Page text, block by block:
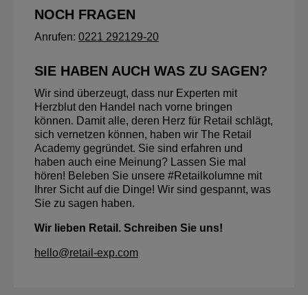
NOCH FRAGEN
Anrufen: 0221 292129-20
SIE HABEN AUCH WAS ZU SAGEN?
Wir sind überzeugt, dass nur Experten mit
Herzblut den Handel nach vorne bringen
können. Damit alle, deren Herz für Retail schlägt,
sich vernetzen können, haben wir The Retail
Academy gegründet. Sie sind erfahren und
haben auch eine Meinung? Lassen Sie mal
hören! Beleben Sie unsere #Retailkolumne mit
Ihrer Sicht auf die Dinge! Wir sind gespannt, was
Sie zu sagen haben.
Wir lieben Retail. Schreiben Sie uns!
hello@retail-exp.com